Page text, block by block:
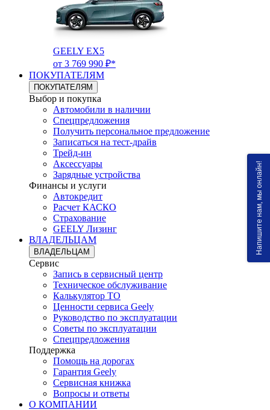
GEELY EX5
от 3 769 990 ₽*
ПОКУПАТЕЛЯМ
ПОКУПАТЕЛЯМ
Выбор и покупка
Автомобили в наличии
Спецпредложения
Получить персональное предложение
Записаться на тест-драйв
Трейд-ин
Аксессуары
Зарядные устройства
Финансы и услуги
Автокредит
Расчет КАСКО
Страхование
GEELY Лизинг
ВЛАДЕЛЬЦАМ
ВЛАДЕЛЬЦАМ
Сервис
Запись в сервисный центр
Техническое обслуживание
Калькулятор ТО
Ценности сервиса Geely
Руководство по эксплуатации
Советы по эксплуатации
Спецпредложения
Поддержка
Помощь на дорогах
Гарантия Geely
Сервисная книжка
Вопросы и ответы
О КОМПАНИИ
Напишите нам, мы онлайн!